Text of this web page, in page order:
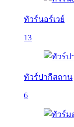
ทัวร์นอร์เวย์
13
ทัวร์ปากีสถาน
6